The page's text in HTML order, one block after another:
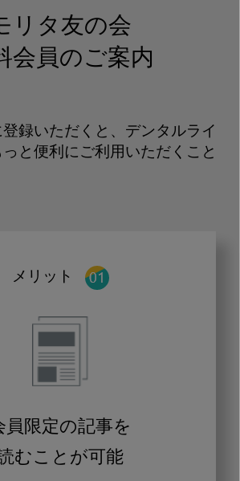
リタ友の会
会員のご案内
録いただくと、デンタルライ
と便利にご利用いただくこと
メリット
員限定の記事を
むことが可能